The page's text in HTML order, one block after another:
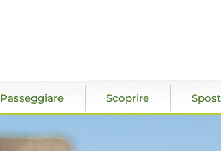
Passeggiare Scoprire